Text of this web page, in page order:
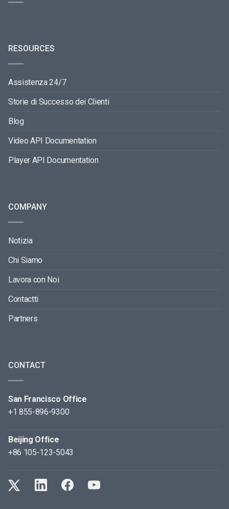
RESOURCES
Assistenza 24/7
Storie di Successo dei Clienti
Blog
Video API Documentation
Player API Documentation
COMPANY
Notizia
Chi Siamo
Lavora con Noi
Contactti
Partners
CONTACT
San Francisco Office
+1 855-896-9300
Beijing Office
+86 105-123-5043